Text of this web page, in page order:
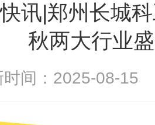
讯|郑州长城
秋两大行业
时间：2025-08-